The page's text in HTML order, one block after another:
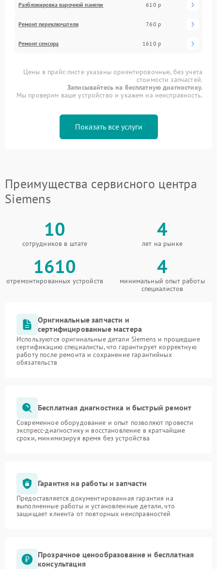
Разблокировка варочной панели 610 р
Ремонт переключателя 760 р
Ремонт сенсора 1610 р
Цены в прайс-листе указаны ориентировочные, без учета
стоимости запчастей.
Записывайтесь на бесплатную диагностику.
Мы проверим ваше устройство и укажем на неисправность.
Показать все услуги
Преимущества сервисного центра
Siemens
10
сотрудников в штате
4
лет на рынке
1610
отремонтированных устройств
4
минимальный опыт работы
специалистов
Оригинальные запчасти и
сертифицированные мастера
Используются оригинальные детали Siemens и прошедшие
сертификацию специалисты, что гарантирует корректную
работу после ремонта и сохранение гарантийных
обязательств
Бесплатная диагностика и быстрый ремонт
Современное оборудование и опыт позволяют провести
экспресс-диагностику и восстановление в кратчайшие
сроки, минимизируя время без устройства
Гарантия на работы и запчасти
Предоставляется документированная гарантия на
выполненные работы и установленные детали, что
защищает клиента от повторных неисправностей
Прозрачное ценообразование и бесплатная
консультация